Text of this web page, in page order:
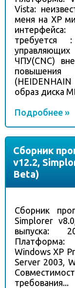
Vista:
меня на XP
требуется
ЧПУ(CNC)
повышения
oбраз диска
Подробнее »
Сборник
v12.2,
Beta)
Сборник
Simplorer
выпуска:
Windows XP
Server 2003,
требования...